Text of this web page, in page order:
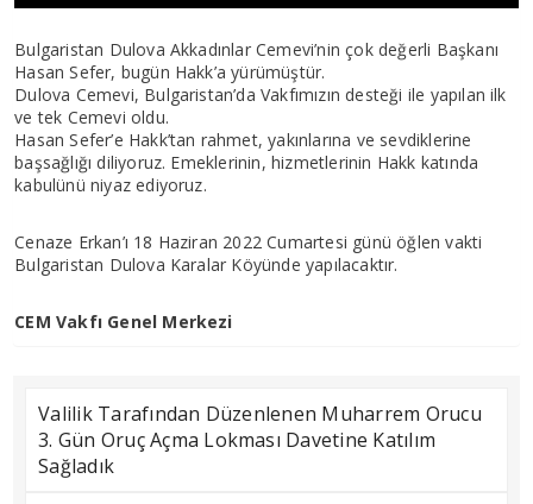
Bulgaristan Dulova Akkadınlar Cemevi’nin çok değerli Başkanı
Hasan Sefer, bugün Hakk’a yürümüştür.
Dulova Cemevi, Bulgaristan’da Vakfımızın desteği ile yapılan ilk
ve tek Cemevi oldu.
Hasan Sefer’e Hakk’tan rahmet, yakınlarına ve sevdiklerine
başsağlığı diliyoruz. Emeklerinin, hizmetlerinin Hakk katında
kabulünü niyaz ediyoruz.
Cenaze Erkan’ı 18 Haziran 2022 Cumartesi günü öğlen vakti
Bulgaristan Dulova Karalar Köyünde yapılacaktır.
CEM Vakfı Genel Merkezi
Valilik Tarafından Düzenlenen Muharrem Orucu
3. Gün Oruç Açma Lokması Davetine Katılım
Sağladık